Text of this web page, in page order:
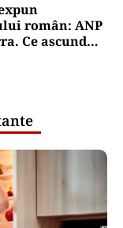
român: ANP
Ce ascund